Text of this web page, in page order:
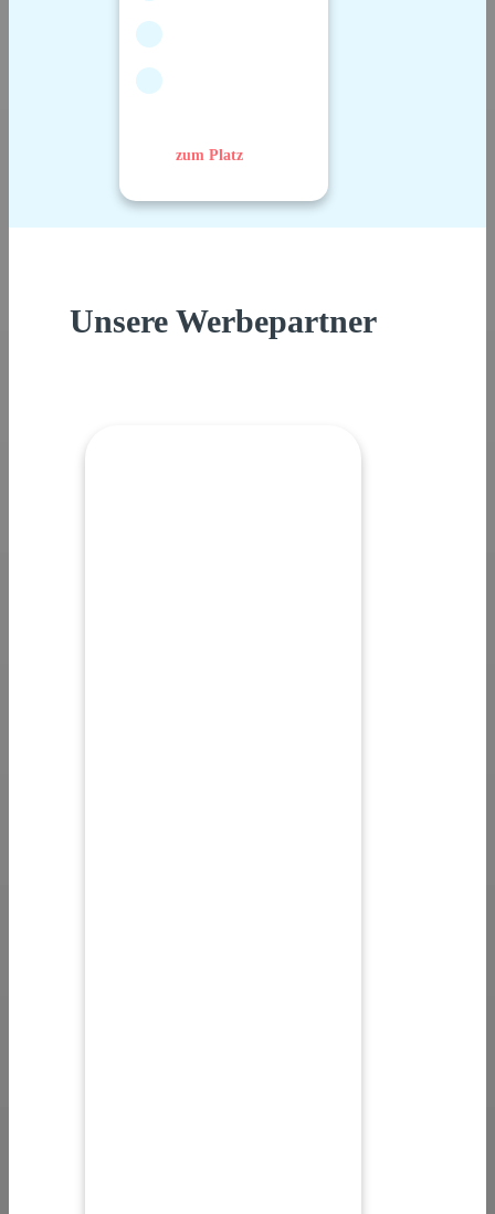
zum Platz
Unsere Werbepartner